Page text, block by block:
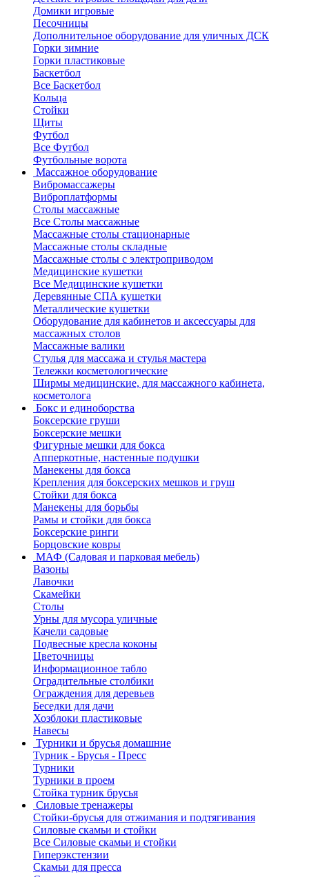
Домики игровые
Песочницы
Дополнительное оборудование для уличных ДСК
Горки зимние
Горки пластиковые
Баскетбол
Все Баскетбол
Кольца
Стойки
Щиты
Футбол
Все Футбол
Футбольные ворота
Массажное оборудование
Вибромассажеры
Виброплатформы
Столы массажные
Все Столы массажные
Массажные столы стационарные
Массажные столы складные
Массажные столы с электроприводом
Медицинские кушетки
Все Медицинские кушетки
Деревянные СПА кушетки
Металлические кушетки
Оборудование для кабинетов и аксессуары для
массажных столов
Массажные валики
Стулья для массажа и стулья мастера
Тележки косметологические
Ширмы медицинские, для массажного кабинета,
косметолога
Бокс и единоборства
Боксерские груши
Боксерские мешки
Фигурные мешки для бокса
Апперкотные, настенные подушки
Манекены для бокса
Крепления для боксерских мешков и груш
Стойки для бокса
Манекены для борьбы
Рамы и стойки для бокса
Боксерские ринги
Борцовские ковры
МАФ (Садовая и парковая мебель)
Вазоны
Лавочки
Скамейки
Столы
Урны для мусора уличные
Качели садовые
Подвесные кресла коконы
Цветочницы
Информационное табло
Оградительные столбики
Ограждения для деревьев
Беседки для дачи
Хозблоки пластиковые
Навесы
Турники и брусья домашние
Турник - Брусья - Пресс
Турники
Турники в проем
Стойка турник брусья
Силовые тренажеры
Стойки-брусья для отжимания и подтягивания
Силовые скамьи и стойки
Все Силовые скамьи и стойки
Гиперэкстензии
Скамьи для пресса